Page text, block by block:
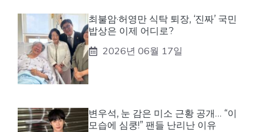
최불암·허영만 식탁 퇴장, ‘진짜’ 국민
밥상은 이제 어디로?
2026년 06월 17일
변우석, 눈 감은 미소 근황 공개… “이
모습에 심쿵!” 팬들 난리난 이유